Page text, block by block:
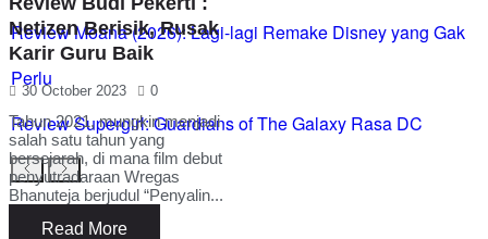
Review Moana (2026): Lagi-lagi Remake Disney yang Gak
Perlu
Review Supergirl: Guardians of The Galaxy Rasa DC
Netizen Berisik, Rusak
Karir Guru Baik
30 October 2023 0
Tahun 2021, mungkin menjadi
salah satu tahun yang
bersejarah, di mana film debut
penyutradaraan Wregas
Bhanuteja berjudul “Penyalin...
Read More